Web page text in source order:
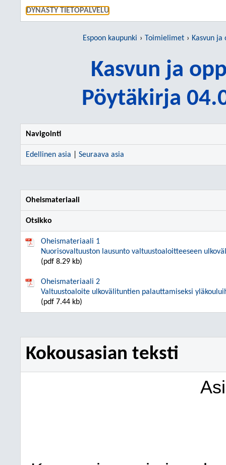
DYNASTY TIETOPALVELU
Espoon kaupunki Toimielimet Kasvun
Kasvun ja
Pöytäkirja
Navigointi
Edellinen asia Seuraava asia
Oheismateriaali
Otsikko
Oheismateriaali 1
Nuorisovaltuuston lausunto valtuustoaloitteeseen
(pdf 8.29 kb)
Oheismateriaali 2
Valtuustoaloite ulkovälituntien palauttamiseksi
(pdf 7.44 kb)
Kokousasian teksti